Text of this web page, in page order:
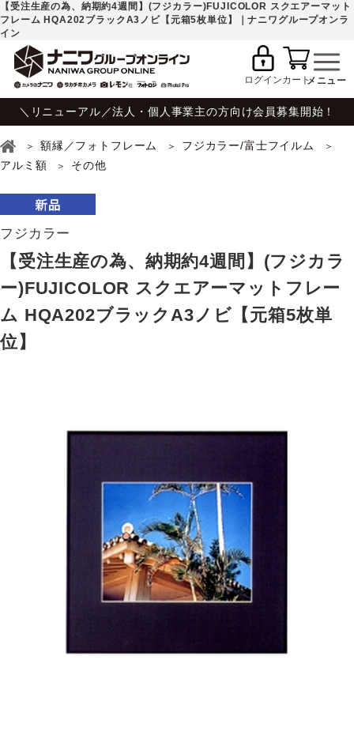
【受注生産の為、納期約4週間】(フジカラー)FUJICOLOR スクエアーマット
フレーム HQA202ブラックA3ノビ【元箱5枚単位】｜ナニワグループオンラ
イン
ログインカート
＼リニューアル／法人・個人事業主の方向け会員募集開始！
額縁／フォトフレーム
フジカラー/富士フイルム
アルミ額
その他
フジカラー
【受注生産の為、納期約4週間】(フジカラ
ー)FUJICOLOR スクエアーマットフレー
ム HQA202ブラックA3ノビ【元箱5枚単
位】